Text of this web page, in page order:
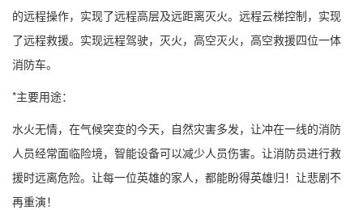
的远程操作，实现了远程高层及远距离灭火。远程云梯控制，实现
了远程救援。实现远程驾驶，灭火，高空灭火，高空救援四位一体
消防车。
*主要用途：
水火无情，在气候突变的今天，自然灾害多发，让冲在一线的消防
人员经常面临险境，智能设备可以减少人员伤害。让消防员进行救
援时远离危险。让每一位英雄的家人，都能盼得英雄归！让悲剧不
再重演！